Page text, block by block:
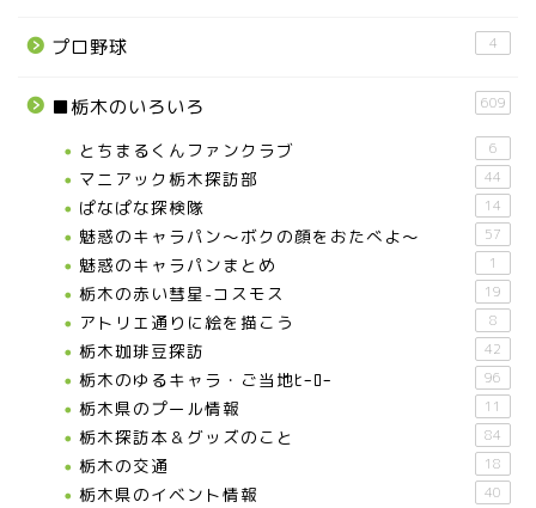
プロ野球 4
■栃木のいろいろ 609
とちまるくんファンクラブ 6
マニアック栃木探訪部 44
ぱなぱな探検隊 14
魅惑のキャラパン～ボクの顔をおたべよ～ 57
魅惑のキャラパンまとめ 1
栃木の赤い彗星-コスモス 19
アトリエ通りに絵を描こう 8
栃木珈琲豆探訪 42
栃木のゆるキャラ・ご当地ﾋｰﾛｰ 96
栃木県のプール情報 11
栃木探訪本＆グッズのこと 84
栃木の交通 18
栃木県のイベント情報 40